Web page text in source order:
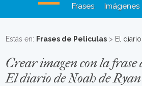
Frases
Imágenes
Estás en: Frases de Peliculas > El
Crear imagen con la frase
El diario de Noah de